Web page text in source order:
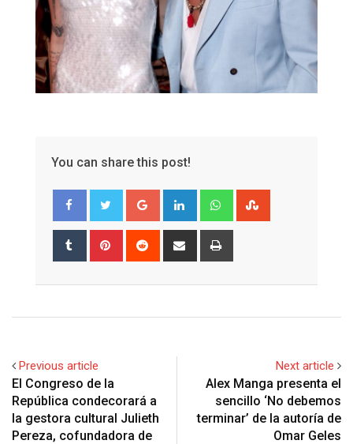
You can share this post!
Google+ LinkedIn Whatsapp
Tumblr Pinterest Reddit
Share
Previous article
El Congreso de la
República condecorará a
la gestora cultural Julieth
Pereza, cofundadora de
Next article
Alex Manga presenta el
sencillo ‘No debemos
terminar’ de la autoría de
Omar Geles